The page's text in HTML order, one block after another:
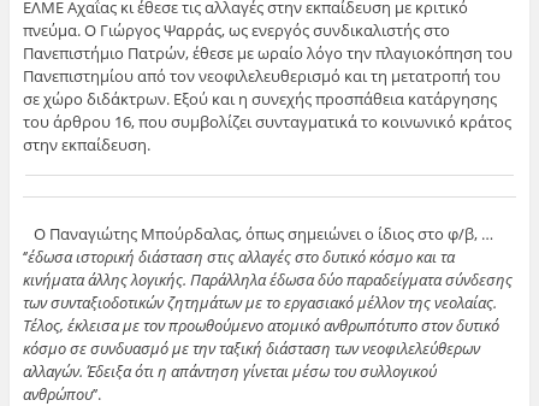
ΕΛΜΕ Αχαΐας κι έθεσε τις αλλαγές στην εκπαίδευση με κριτικό
πνεύμα. Ο Γιώργος Ψαρράς, ως ενεργός συνδικαλιστής στο
Πανεπιστήμιο Πατρών, έθεσε με ωραίο λόγο την πλαγιοκόπηση του
Πανεπιστημίου από τον νεοφιλελευθερισμό και τη μετατροπή του
σε χώρο διδάκτρων. Εξού και η συνεχής προσπάθεια κατάργησης
του άρθρου 16, που συμβολίζει συνταγματικά το κοινωνικό κράτος
στην εκπαίδευση.
Ο Παναγιώτης Μπούρδαλας, όπως σημειώνει ο ίδιος στο φ/β, …
‘’έδωσα ιστορική διάσταση στις αλλαγές στο δυτικό κόσμο και τα
κινήματα άλλης λογικής. Παράλληλα έδωσα δύο παραδείγματα σύνδεσης
των συνταξιοδοτικών ζητημάτων με το εργασιακό μέλλον της νεολαίας.
Τέλος, έκλεισα με τον προωθούμενο ατομικό ανθρωπότυπο στον δυτικό
κόσμο σε συνδυασμό με την ταξική διάσταση των νεοφιλελεύθερων
αλλαγών. Έδειξα ότι η απάντηση γίνεται μέσω του συλλογικού
ανθρώπου’’.